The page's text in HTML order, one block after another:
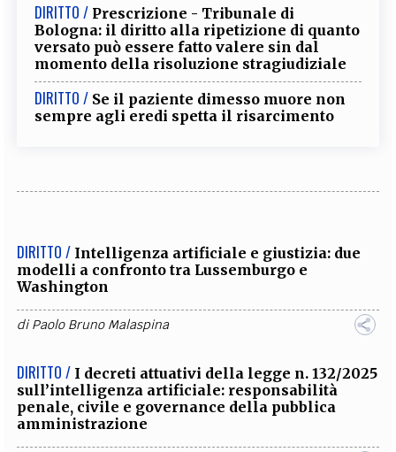
DIRITTO / Prescrizione - Tribunale di
Bologna: il diritto alla ripetizione di quanto
versato può essere fatto valere sin dal
momento della risoluzione stragiudiziale
DIRITTO / Se il paziente dimesso muore non
sempre agli eredi spetta il risarcimento
DIRITTO / Intelligenza artificiale e giustizia: due
modelli a confronto tra Lussemburgo e
Washington
diPaolo Bruno Malaspina
DIRITTO / I decreti attuativi della legge n. 132/2025
sull’intelligenza artificiale: responsabilità
penale, civile e governance della pubblica
amministrazione